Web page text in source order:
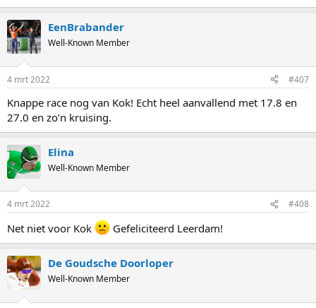
EenBrabander
Well-Known Member
4 mrt 2022 #407
Knappe race nog van Kok! Echt heel aanvallend met 17.8 en
27.0 en zo’n kruising.
Elina
Well-Known Member
4 mrt 2022 #408
Net niet voor Kok Gefeliciteerd Leerdam!
De Goudsche Doorloper
Well-Known Member